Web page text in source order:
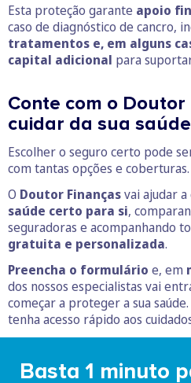
Esta proteção garante apoio
caso de diagnóstico de cancro,
tratamentos e, em alguns
capital adicional para
Conte com o
cuidar da sua saúde
Escolher o seguro certo pode
com tantas opções e coberturas.
O Doutor Finançasvai ajudar
saúde certo para si,
seguradoras e acompanhando
gratuita e personalizada.
Preencha o formulário e, em
dos nossos especialistas vai
começar a proteger a sua
tenha acesso rápido aos
Basta 1 minuto